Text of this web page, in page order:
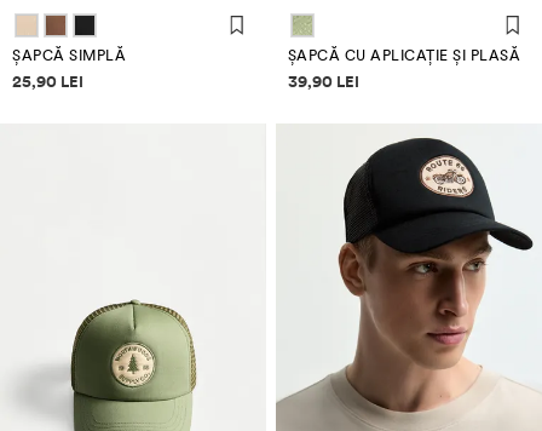
ȘAPCĂ SIMPLĂ
Informații despre prețuri
25,90 LEI
ȘAPCĂ CU APLICAȚIE ȘI PLASĂ
Informații despre prețuri
39,90 LEI